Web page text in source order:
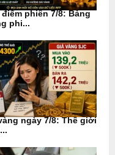
điểm phiên 7/8: Bảng
phi...
ngày 7/8: Thế giới